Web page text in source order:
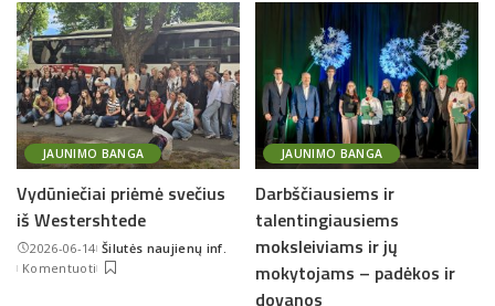
JAUNIMO BANGA
Vydūniečiai priėmė svečius
iš Westershtede
2026-06-14Posted
by
Šilutės naujienų inf.
Komentuoti
JAUNIMO BANGA
Darbščiausiems ir
talentingiausiems
moksleiviams ir jų
mokytojams – padėkos ir
dovanos